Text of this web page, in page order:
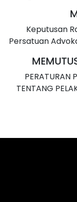
Keputusan
Persatuan
PERATURAN
TENTANG